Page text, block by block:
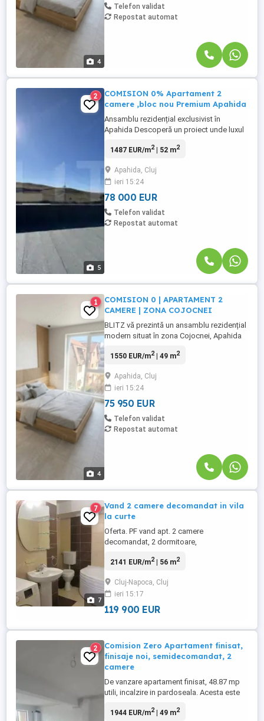
4
Telefon validat
Repostat automat
5
2
COMISION 0% Apartament 2
camere ,bloc nou Premium Apahida
Ansamblu rezidențial exclusivist în
Apahida Descoperă un proiect unde luxul
confort, rafinament și calitate în fiecare
ventilată modernă, cu durabilitate ridicată;
Case ale scării placate cu marmură;
Tâmplărie premium, ...
1487 EUR/m2| 52 m2
Apahida, Cluj
ieri 15:24
78 000 EUR
Telefon validat
Repostat automat
4
1
COMISION 0 | APARTAMENT 2
CAMERE | ZONA COJOCNEI
BLITZ vă prezintă un ansamblu rezidențial
modern situat în zona Cojocnei, Apahida
care își doresc confort, eficiență
Napoca, fără agitația urbană specifică.
Ansamblul cuprinde 32 de apartamente,
configurate inteligent în variante ...
1550 EUR/m2| 49 m2
Apahida, Cluj
ieri 15:24
75 950 EUR
Telefon validat
Repostat automat
7
7
Vand 2 camere decomandat in vila
la curte
Oferta. PF vand apt. 2 camere
decomandat, 2 dormitoare,
parter jos la nivel de curte, 56 mp +balcon
Superfinisat, mobilat, utilat, TV, combina
frigorifica, cuptor microunde, CT proprie,
geamuri termopan, contoarizat apa, ...
2141 EUR/m2| 56 m2
Cluj-Napoca, Cluj
ieri 15:17
119 900 EUR
2
Comision Zero Apartament finisat,
finisaje noi, semidecomandat, 2
camere
De vanzare apartament finisat, 48.87 mp
utili, incalzire in pardoseala. Acesta este
termic la exterior, dispune de centrala
1944 EUR/m2| 49 m2